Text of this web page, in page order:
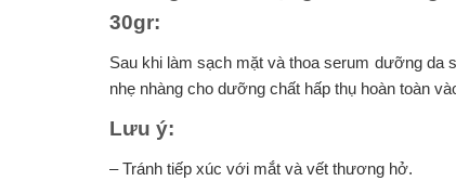
30gr:
Sau khi làm sạch mặt và thoa serum dưỡng da
nhẹ nhàng cho dưỡng chất hấp thụ hoàn toàn
Lưu ý:
– Tránh tiếp xúc với mắt và vết thương hở.